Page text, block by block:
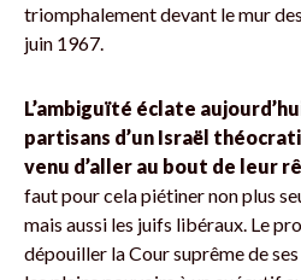
triomphalement devant le mur
juin 1967.
L’ambiguïté éclate
partisans d’un Israël
venu d’aller au bout de leur
faut pour cela piétiner non plus
mais aussi les juifs libéraux. Le
dépouiller la Cour suprême de